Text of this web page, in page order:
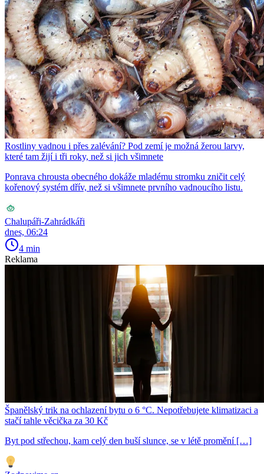
Rostliny vadnou i přes zalévání? Pod zemí je možná žerou larvy,
které tam žijí i tři roky, než si jich všimnete
Ponrava chrousta obecného dokáže mladému stromku zničit celý
kořenový systém dřív, než si všimnete prvního vadnoucího listu.
Chalupáři-Zahrádkáři
dnes, 06:24
4 min
Reklama
Španělský trik na ochlazení bytu o 6 °C. Nepotřebujete klimatizaci a
stačí tahle věcička za 30 Kč
Byt pod střechou, kam celý den buší slunce, se v létě promění […]